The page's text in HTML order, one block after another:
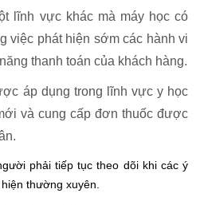
lĩnh vực khác mà máy học có
việc phát hiện sớm các hành vi
thanh toán của khách hàng.
áp dụng trong lĩnh vực y học
và cung cấp đơn thuốc được
phải tiếp tục theo dõi khi các ý
thường xuyên.